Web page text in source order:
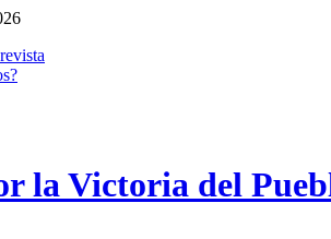
la Victoria del